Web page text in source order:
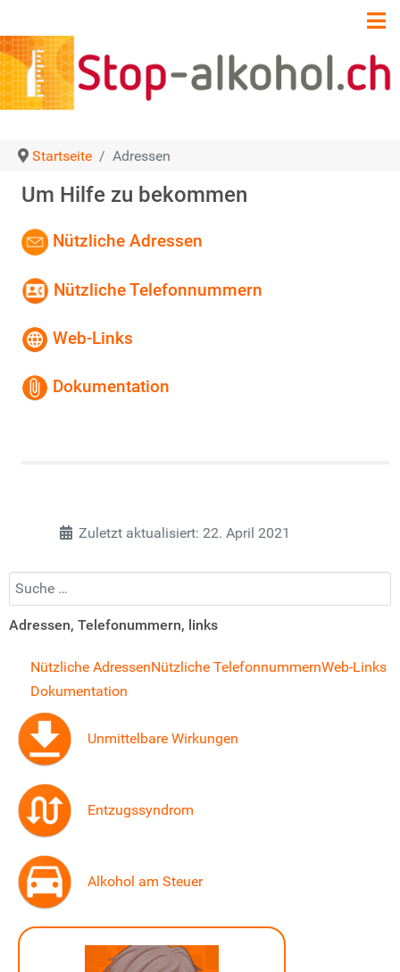
Startseite Adressen
Um Hilfe zu bekommen
Nützliche Adressen
Nützliche Telefonnummern
Web-Links
Dokumentation
Zuletzt aktualisiert: 22. April 2021
Suchen...
Adressen, Telefonummern, links
Nützliche AdressenNützliche TelefonnummernWeb-Links
Dokumentation
Unmittelbare Wirkungen
Entzugssyndrom
Alkohol am Steuer